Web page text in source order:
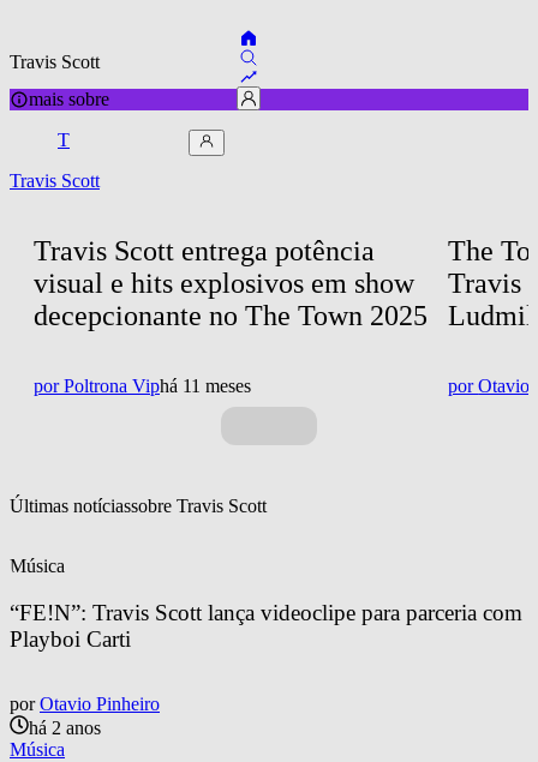
Travis Scott
mais sobre
T
Travis Scott
Travis Scott entrega potência
visual e hits explosivos em show
decepcionante no The Town 2025
porPoltrona Viphá 11 meses
The
Travis
porOtavio
Últimas notíciassobre Travis Scott
Música
“FE!N”: Travis Scott lança videoclipe para parceria com
Playboi Carti
por Otavio Pinheiro
há 2 anos
Música